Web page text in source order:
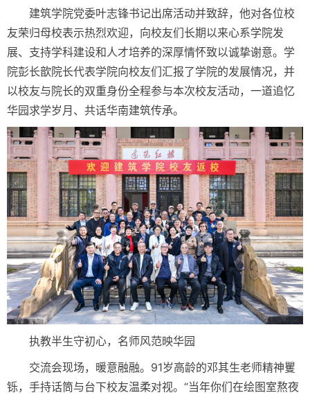
建筑学院党委叶志锋书记出席活动并致辞，他对各位校
友荣归母校表示热烈欢迎，向校友们长期以来心系学院发
展、支持学科建设和人才培养的深厚情怀致以诚挚谢意。学
院彭长歆院长代表学院向校友们汇报了学院的发展情况，并
以校友与院长的双重身份全程参与本次校友活动，一道追忆
华园求学岁月、共话华南建筑传承。
执教半生守初心，名师风范映华园
交流会现场，暖意融融。91岁高龄的邓其生老师精神矍
铄，手持话筒与台下校友温柔对视。“当年你们在绘图室熬夜